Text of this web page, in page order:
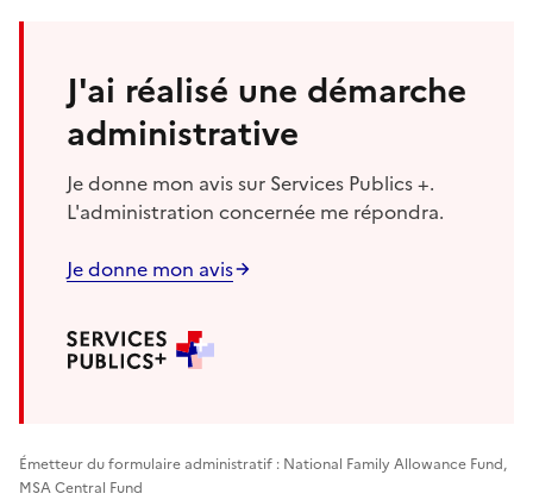
J'ai réalisé une démarche
administrative
Je donne mon avis sur Services Publics +.
L'administration concernée me répondra.
Je donne mon avis
Émetteur du formulaire administratif : National Family Allowance Fund,
MSA Central Fund